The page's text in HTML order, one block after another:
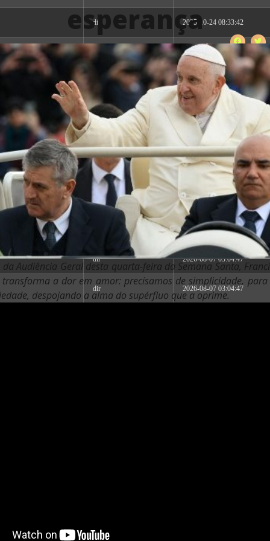
dir 2025-10-24 08:33:42
dir 2026-08-07 03:04:47
2026-08-07 03:04:47
dir 2026-08-07 03:04:47
2026-08-07 03:04:47
dir 2026-08-07 03:04:47
2026-08-07 03:04:47
2026-08-07 03:04:47
dir 2026-08-07 03:04:47
dir 2026-08-07 03:04:47
esperança
da Audiência Geral desta quarta-feira da Semana Santa,
transforma a dor em amor: precisamos de simplicidade,
despojando a alma do supérfluo que a oprime.